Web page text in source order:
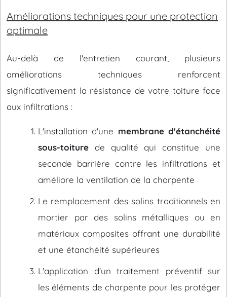
Améliorations techniques pour une protection
optimale
Au-delà de l'entretien courant, plusieurs
améliorations techniques renforcent
significativement la résistance de votre toiture face
aux infiltrations :
L'installation d'une membrane d'étanchéité
sous-toiture de qualité qui constitue une
seconde barrière contre les infiltrations et
améliore la ventilation de la charpente
Le remplacement des solins traditionnels en
mortier par des solins métalliques ou en
matériaux composites offrant une durabilité
et une étanchéité supérieures
L'application d'un traitement préventif sur
les éléments de charpente pour les protéger